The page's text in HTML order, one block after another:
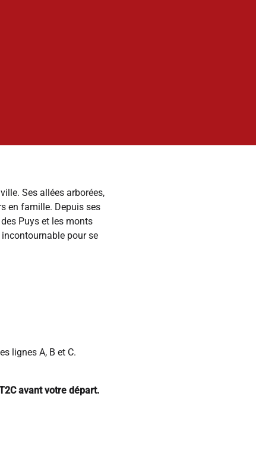
Ses allées arborées,
en famille. Depuis ses
Puys et les monts
pour se
lignes A, B et C.
avant votre départ.